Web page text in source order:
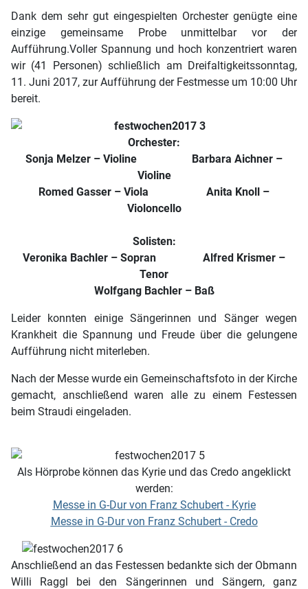
Dank dem sehr gut eingespielten Orchester genügte eine
einzige gemeinsame Probe unmittelbar vor der
Aufführung.Voller Spannung und hoch konzentriert waren
wir (41 Personen) schließlich am Dreifaltigkeitssonntag,
11. Juni 2017, zur Aufführung der Festmesse um 10:00 Uhr
bereit.
Orchester:
Sonja Melzer – Violine Barbara Aichner –
Violine
Romed Gasser – Viola Anita Knoll –
Violoncello
Solisten:
Veronika Bachler – Sopran Alfred Krismer –
Tenor
Wolfgang Bachler – Baß
Leider konnten einige Sängerinnen und Sänger wegen
Krankheit die Spannung und Freude über die gelungene
Aufführung nicht miterleben.
Nach der Messe wurde ein Gemeinschaftsfoto in der Kirche
gemacht, anschließend waren alle zu einem Festessen
beim Straudi eingeladen.
Als Hörprobe können das Kyrie und das Credo angeklickt
werden:
Messe in G-Dur von Franz Schubert - Kyrie
Messe in G-Dur von Franz Schubert - Credo
Anschließend an das Festessen bedankte sich der Obmann
Willi Raggl bei den Sängerinnen und Sängern, ganz